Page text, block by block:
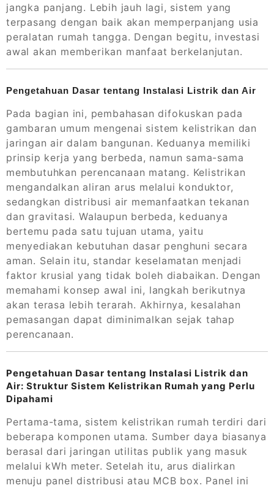
jangka panjang. Lebih jauh lagi, sistem yang
terpasang dengan baik akan memperpanjang usia
peralatan rumah tangga. Dengan begitu, investasi
awal akan memberikan manfaat berkelanjutan.
Pengetahuan Dasar tentang Instalasi Listrik dan Air
Pada bagian ini, pembahasan difokuskan pada
gambaran umum mengenai sistem kelistrikan dan
jaringan air dalam bangunan. Keduanya memiliki
prinsip kerja yang berbeda, namun sama-sama
membutuhkan perencanaan matang. Kelistrikan
mengandalkan aliran arus melalui konduktor,
sedangkan distribusi air memanfaatkan tekanan
dan gravitasi. Walaupun berbeda, keduanya
bertemu pada satu tujuan utama, yaitu
menyediakan kebutuhan dasar penghuni secara
aman. Selain itu, standar keselamatan menjadi
faktor krusial yang tidak boleh diabaikan. Dengan
memahami konsep awal ini, langkah berikutnya
akan terasa lebih terarah. Akhirnya, kesalahan
pemasangan dapat diminimalkan sejak tahap
perencanaan.
Pengetahuan Dasar tentang Instalasi Listrik dan
Air: Struktur Sistem Kelistrikan Rumah yang Perlu
Dipahami
Pertama-tama, sistem kelistrikan rumah terdiri dari
beberapa komponen utama. Sumber daya biasanya
berasal dari jaringan utilitas publik yang masuk
melalui kWh meter. Setelah itu, arus dialirkan
menuju panel distribusi atau MCB box. Panel ini